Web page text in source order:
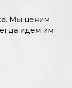
Мы ценим
идем им